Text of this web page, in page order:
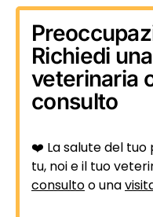
Richiedi
veterinaria
consulto
❤️ La salute del tuo
tu, noi e il tuo
consultoo una